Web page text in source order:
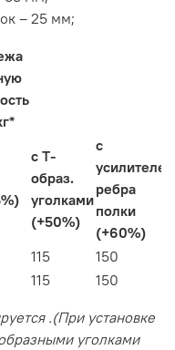
– 25 мм;
с Т-
образ.
уголками
(+50%)
с
усилителем
ребра
полки
(+60%)
115
150
115 150
.(При установке
уголками